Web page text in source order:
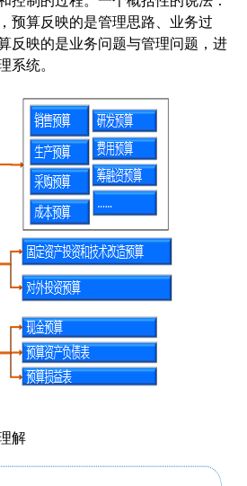
预算反映的是管理思路、业务过
反映的是业务问题与管理问题，进
统。
解